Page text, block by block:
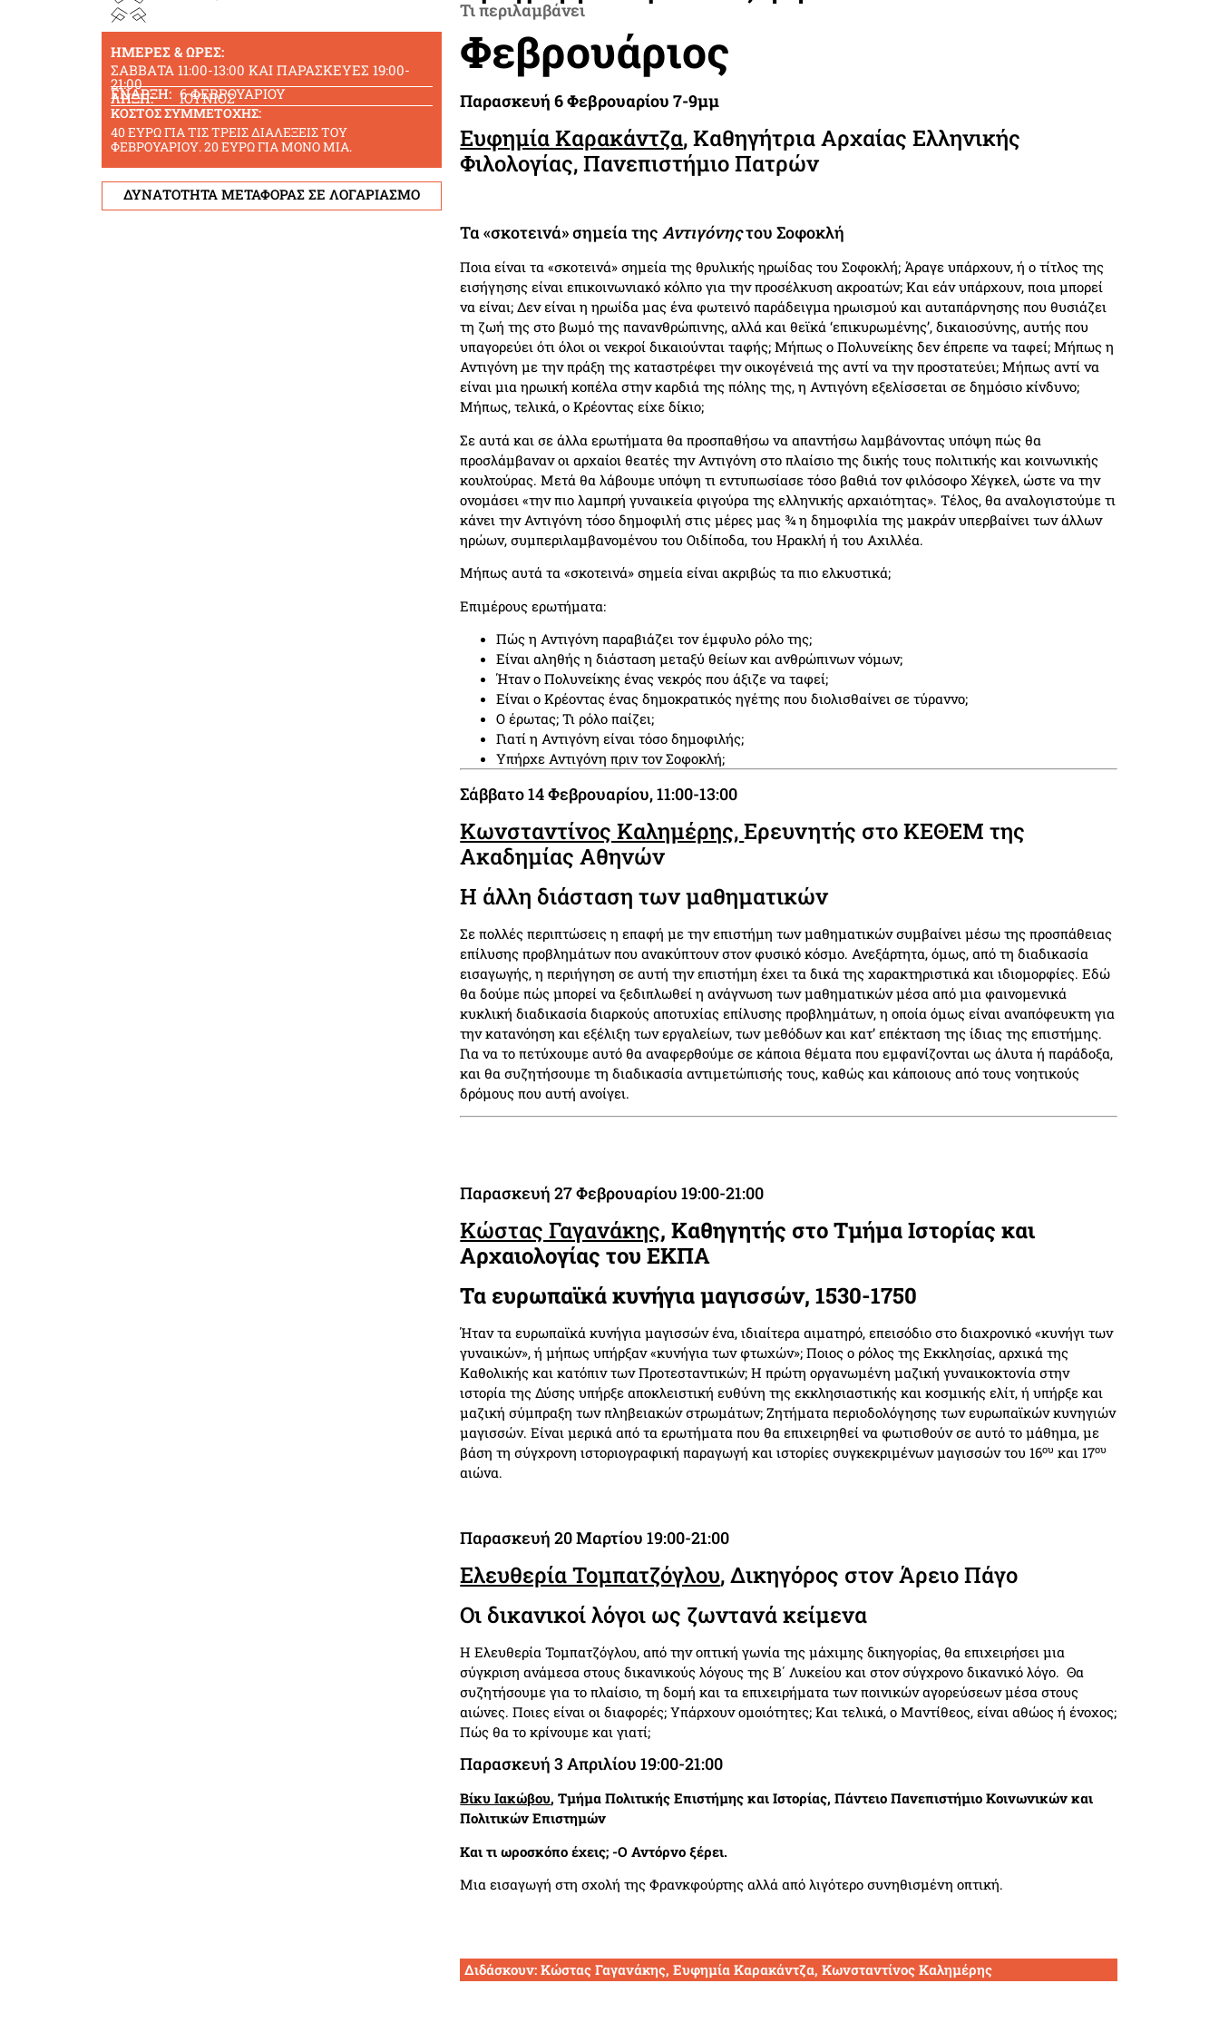
ΗΜΕΡΕΣ & ΩΡΕΣ:
ΣΑΒΒΑΤΑ 11:00-13:00 ΚΑΙ ΠΑΡΑΣΚΕΥΕΣ 19:00-
21:00
ΕΝΑΡΞΗ: 6 ΦΕΒΡΟΥΑΡΙΟΥ
ΛΗΞΗ: ΙΟΥΝΙΟΣ
ΚΟΣΤΟΣ ΣΥΜΜΕΤΟΧΗΣ:
40 ΕΥΡΩ ΓΙΑ ΤΙΣ ΤΡΕΙΣ ΔΙΑΛΕΞΕΙΣ ΤΟΥ
ΦΕΒΡΟΥΑΡΙΟΥ. 20 ΕΥΡΩ ΓΙΑ ΜΟΝΟ ΜΙΑ.
ΔΥΝΑΤΟΤΗΤΑ ΜΕΤΑΦΟΡΑΣ ΣΕ ΛΟΓΑΡΙΑΣΜΟ
Τι περιλαμβάνει
Φεβρουάριος
Παρασκευή 6 Φεβρουαρίου 7-9μμ
Ευφημία Καρακάντζα, Καθηγήτρια Αρχαίας Ελληνικής
Φιλολογίας, Πανεπιστήμιο Πατρών
Τα «σκοτεινά» σημεία τηςΑντιγόνηςτου Σοφοκλή
Ποια είναι τα «σκοτεινά» σημεία της θρυλικής ηρωίδας του Σοφοκλή; Άραγε υπάρχουν, ή ο τίτλος της
εισήγησης είναι επικοινωνιακό κόλπο για την προσέλκυση ακροατών; Και εάν υπάρχουν, ποια μπορεί
να είναι; Δεν είναι η ηρωίδα μας ένα φωτεινό παράδειγμα ηρωισμού και αυταπάρνησης που θυσιάζει
τη ζωή της στο βωμό της πανανθρώπινης, αλλά και θεϊκά ‘επικυρωμένης’, δικαιοσύνης, αυτής που
υπαγορεύει ότι όλοι οι νεκροί δικαιούνται ταφής; Μήπως ο Πολυνείκης δεν έπρεπε να ταφεί; Μήπως η
Αντιγόνη με την πράξη της καταστρέφει την οικογένειά της αντί να την προστατεύει; Μήπως αντί να
είναι μια ηρωική κοπέλα στην καρδιά της πόλης της, η Αντιγόνη εξελίσσεται σε δημόσιο κίνδυνο;
Μήπως, τελικά, ο Κρέοντας είχε δίκιο;
Σε αυτά και σε άλλα ερωτήματα θα προσπαθήσω να απαντήσω λαμβάνοντας υπόψη πώς θα
προσλάμβαναν οι αρχαίοι θεατές την Αντιγόνη στο πλαίσιο της δικής τους πολιτικής και κοινωνικής
κουλτούρας. Μετά θα λάβουμε υπόψη τι εντυπωσίασε τόσο βαθιά τον φιλόσοφο Χέγκελ, ώστε να την
ονομάσει «την πιο λαμπρή γυναικεία φιγούρα της ελληνικής αρχαιότητας». Τέλος, θα αναλογιστούμε τι
κάνει την Αντιγόνη τόσο δημοφιλή στις μέρες μας ¾ η δημοφιλία της μακράν υπερβαίνει των άλλων
ηρώων, συμπεριλαμβανομένου του Οιδίποδα, του Ηρακλή ή του Αχιλλέα.
Μήπως αυτά τα «σκοτεινά» σημεία είναι ακριβώς τα πιο ελκυστικά;
Επιμέρους ερωτήματα:
Πώς η Αντιγόνη παραβιάζει τον έμφυλο ρόλο της;
Είναι αληθής η διάσταση μεταξύ θείων και ανθρώπινων νόμων;
Ήταν ο Πολυνείκης ένας νεκρός που άξιζε να ταφεί;
Είναι ο Κρέοντας ένας δημοκρατικός ηγέτης που διολισθαίνει σε τύραννο;
Ο έρωτας; Τι ρόλο παίζει;
Γιατί η Αντιγόνη είναι τόσο δημοφιλής;
Υπήρχε Αντιγόνη πριν τον Σοφοκλή;
Σάββατο 14 Φεβρουαρίου, 11:00-13:00
Κωνσταντίνος Καλημέρης,Ερευνητής στο ΚΕΘΕΜ της
Ακαδημίας Αθηνών
Η άλλη διάσταση των μαθηματικών
Σε πολλές περιπτώσεις η επαφή με την επιστήμη των μαθηματικών συμβαίνει μέσω της προσπάθειας
επίλυσης προβλημάτων που ανακύπτουν στον φυσικό κόσμο. Ανεξάρτητα, όμως, από τη διαδικασία
εισαγωγής, η περιήγηση σε αυτή την επιστήμη έχει τα δικά της χαρακτηριστικά και ιδιομορφίες. Εδώ
θα δούμε πώς μπορεί να ξεδιπλωθεί η ανάγνωση των μαθηματικών μέσα από μια φαινομενικά
κυκλική διαδικασία διαρκούς αποτυχίας επίλυσης προβλημάτων, η οποία όμως είναι αναπόφευκτη για
την κατανόηση και εξέλιξη των εργαλείων, των μεθόδων και κατ’ επέκταση της ίδιας της επιστήμης.
Για να το πετύχουμε αυτό θα αναφερθούμε σε κάποια θέματα που εμφανίζονται ως άλυτα ή παράδοξα,
και θα συζητήσουμε τη διαδικασία αντιμετώπισής τους, καθώς και κάποιους από τους νοητικούς
δρόμους που αυτή ανοίγει.
Παρασκευή 27 Φεβρουαρίου 19:00-21:00
Κώστας Γαγανάκης, Καθηγητής στο Τμήμα Ιστορίας και
Αρχαιολογίας του ΕΚΠΑ
Τα ευρωπαϊκά κυνήγια μαγισσών, 1530-1750
Ήταν τα ευρωπαϊκά κυνήγια μαγισσών ένα, ιδιαίτερα αιματηρό, επεισόδιο στο διαχρονικό «κυνήγι των
γυναικών», ή μήπως υπήρξαν «κυνήγια των φτωχών»; Ποιος ο ρόλος της Εκκλησίας, αρχικά της
Καθολικής και κατόπιν των Προτεσταντικών; Η πρώτη οργανωμένη μαζική γυναικοκτονία στην
ιστορία της Δύσης υπήρξε αποκλειστική ευθύνη της εκκλησιαστικής και κοσμικής ελίτ, ή υπήρξε και
μαζική σύμπραξη των πληβειακών στρωμάτων; Ζητήματα περιοδολόγησης των ευρωπαϊκών κυνηγιών
μαγισσών. Είναι μερικά από τα ερωτήματα που θα επιχειρηθεί να φωτισθούν σε αυτό το μάθημα, με
βάση τη σύγχρονη ιστοριογραφική παραγωγή και ιστορίες συγκεκριμένων μαγισσών του 16ου και 17ου
αιώνα.
Παρασκευή 20 Μαρτίου 19:00-21:00
Ελευθερία Τομπατζόγλου, Δικηγόρος στον Άρειο Πάγο
Οι δικανικοί λόγοι ως ζωντανά κείμενα
Η Ελευθερία Τομπατζόγλου, από την οπτική γωνία της μάχιμης δικηγορίας, θα επιχειρήσει μια
σύγκριση ανάμεσα στους δικανικούς λόγους της Β΄ Λυκείου και στον σύγχρονο δικανικό λόγο. Θα
συζητήσουμε για το πλαίσιο, τη δομή και τα επιχειρήματα των ποινικών αγορεύσεων μέσα στους
αιώνες. Ποιες είναι οι διαφορές; Υπάρχουν ομοιότητες; Και τελικά, ο Μαντίθεος, είναι αθώος ή ένοχος;
Πώς θα το κρίνουμε και γιατί;
Παρασκευή 3 Απριλίου 19:00-21:00
Βίκυ Ιακώβου, Τμήμα Πολιτικής Επιστήμης και Ιστορίας, Πάντειο Πανεπιστήμιο Κοινωνικών και
Πολιτικών Επιστημών
Και τι ωροσκόπο έχεις; -Ο Αντόρνο ξέρει.
Μια εισαγωγή στη σχολή της Φρανκφούρτης αλλά από λιγότερο συνηθισμένη οπτική.
Διδάσκουν: Κώστας Γαγανάκης, Ευφημία Καρακάντζα, Κωνσταντίνος Καλημέρης